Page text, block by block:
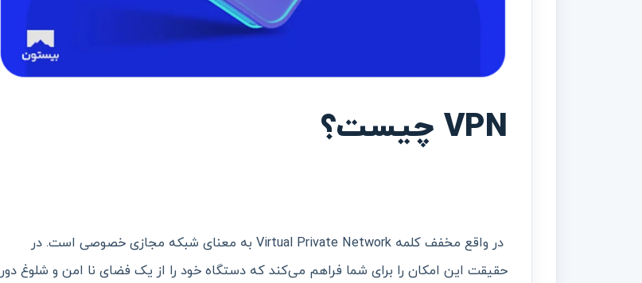
VPN چیست؟
در واقع مخفف کلمه Virtual Private Network به معنای شبکه مجازی خصوصی است. در
حقیقت این امکان را برای شما فراهم می‌کند که دستگاه خود را از یک فضای نا امن و شلوغ دور